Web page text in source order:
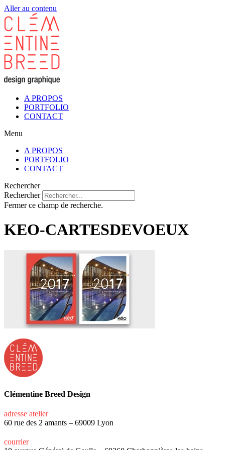
Aller au contenu
A PROPOS
PORTFOLIO
CONTACT
Menu
A PROPOS
PORTFOLIO
CONTACT
Rechercher
Rechercher
Fermer ce champ de recherche.
KEO-CARTESDEVOEUX
Clémentine Breed Design
adresse atelier
60 rue des 2 amants – 69009 Lyon
courrier